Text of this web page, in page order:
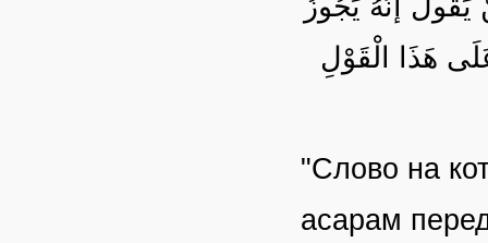
هَذَا الْقَوْلِ
"Слово на
асарам